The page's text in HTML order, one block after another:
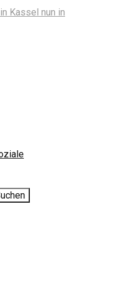
Kassel nun in